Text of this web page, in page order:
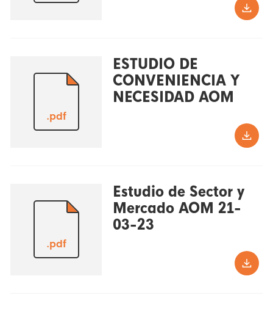
.pdf
ESTUDIO DE
CONVENIENCIA Y
NECESIDAD AOM
.pdf
Estudio de Sector y
Mercado AOM 21-
03-23